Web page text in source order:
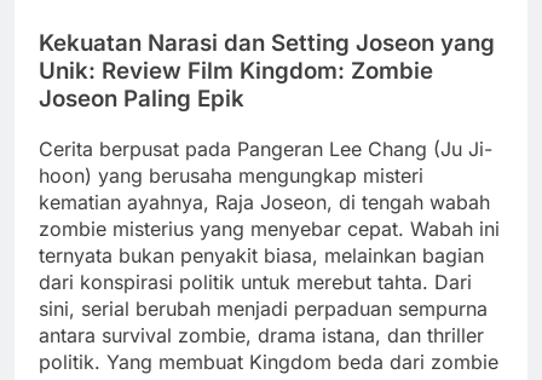
Kekuatan Narasi dan Setting Joseon yang
Unik: Review Film Kingdom: Zombie
Joseon Paling Epik
Cerita berpusat pada Pangeran Lee Chang (Ju Ji-
hoon) yang berusaha mengungkap misteri
kematian ayahnya, Raja Joseon, di tengah wabah
zombie misterius yang menyebar cepat. Wabah ini
ternyata bukan penyakit biasa, melainkan bagian
dari konspirasi politik untuk merebut tahta. Dari
sini, serial berubah menjadi perpaduan sempurna
antara survival zombie, drama istana, dan thriller
politik. Yang membuat Kingdom beda dari zombie